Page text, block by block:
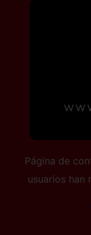
Página de
usuarios han